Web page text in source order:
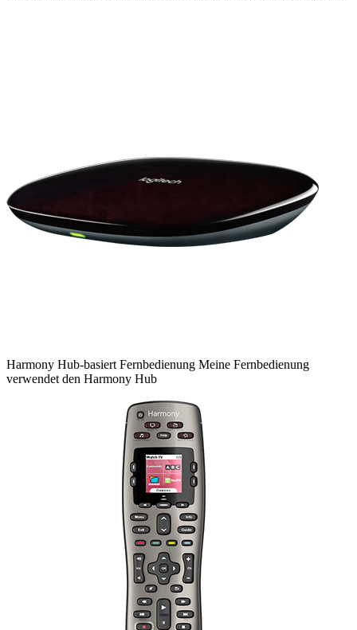
Harmony Hub-basiert Fernbedienung Meine Fernbedienung
verwendet den Harmony Hub